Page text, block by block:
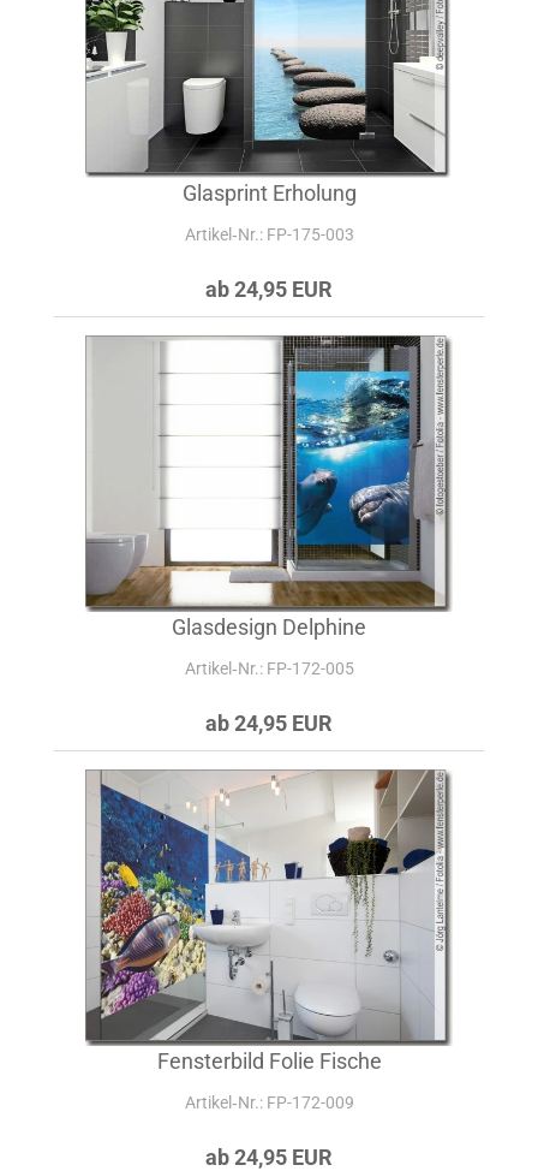
Glasprint Erholung
Artikel‑Nr.: FP-175-003
ab 24,95 EUR
Glasdesign Delphine
Artikel‑Nr.: FP-172-005
ab 24,95 EUR
Fensterbild Folie Fische
Artikel‑Nr.: FP-172-009
ab 24,95 EUR